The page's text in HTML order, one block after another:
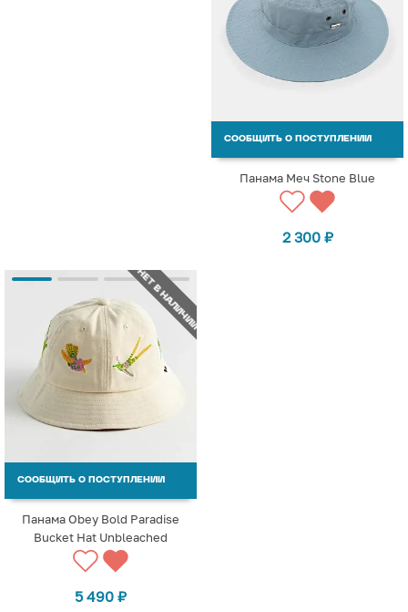
СООБЩИТЬ О ПОСТУПЛЕНИИ
Панама Меч Stone Blue
2 300 ₽
НЕТ В НАЛИЧИИ
СООБЩИТЬ О ПОСТУПЛЕНИИ
Панама Obey Bold Paradise
Bucket Hat Unbleached
5 490 ₽